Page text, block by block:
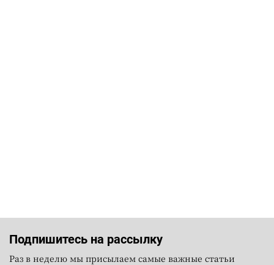
Подпишитесь на рассылку
Раз в неделю мы присылаем самые важные статьи